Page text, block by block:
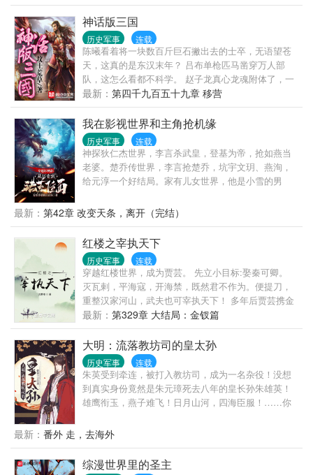
无奈之下只能奋起反抗。斩袁绍，战关羽……乱世之
中成就无敌雄姿。蛮夷：“你过界了，这里不是你们汉
人的底盘！”杨戈：”不好意思，我怕后世在发生五胡乱
华的事件，所有先将你们揍服为止。”西方列强： ”I we
神话版三国
历史军事 连载
陈曦看着将一块数百斤巨石撇出去的士卒，无语望苍
天，这真的是东汉末年？ 吕布单枪匹马凿穿万人部
队，这怎么看都不科学。 赵子龙真心龙魂附体了，一
剑断山，这真的是人？ 典韦单人护着曹操杀出敌营，
顺手宰了对面数千步骑，这战斗力爆表了吧！ 这是不
是哪里有些不对啊，陈曦顺手摸了一把鹅毛扇挥了一
下，狂风大作，叹了一口气，“这是神话吧，我自己都
不正常了。”
最新： 第四千九百五十九章 移营
我在影视世界和主角抢机缘
历史军事 连载
神探狄仁杰世界，李言杀武皇，登基为帝，抢如燕当
老婆。楚乔传世界，李言抢楚乔，坑宇文玥、燕洵，
给元淳一个好结局。家有儿女世界，他是小雪的男
女，倚天，欢乐颂，小欢喜，正在进行射雕英雄传。
最新： 第42章 改变天条，离开（完结）
红楼之宰执天下
历史军事 连载
穿越红楼世界，成为贾芸。 先立小目标:娶秦可卿。
灭瓦剌，平海寇，开海禁，既然君不作为。便提刀，
重整汉家河山，武夫也可宰执天下！ 多年后贾芸携金
钗再回首，已是红楼王朝之传奇。
最新： 第329章 大结局：金钗篇
大明：流落教坊司的皇太孙
历史军事 连载
朱英受到牵连，被打入教坊司，成为一名杂役！没想
到真实身份竟然是朱元璋死去八年的皇长孙朱雄英！
雄鹰衔玉，燕子难飞！日月山河，四海臣服！……你
棣……什么永乐大帝，那是朕的征北大将军！
最新： 番外 走，去海外
综漫世界里的圣主